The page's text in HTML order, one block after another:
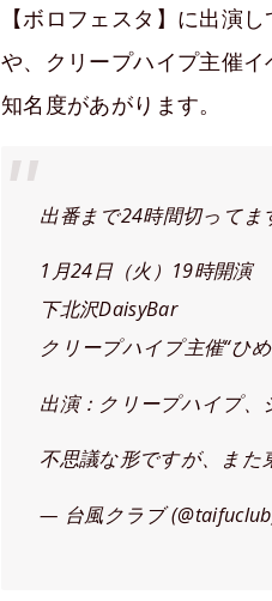
【ボロフェスタ】に出演
や、クリープハイプ主催イ
知名度があがります。
出番まで24時間切って
1月24日（火）19時開演
下北沢DaisyBar
クリープハイプ主催“ひ
出演：クリープハイプ
不思議な形ですが、また
— 台風クラブ